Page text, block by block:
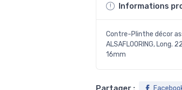
Informations
Contre-Plinthe décor
ALSAFLOORING, Long.
16mm